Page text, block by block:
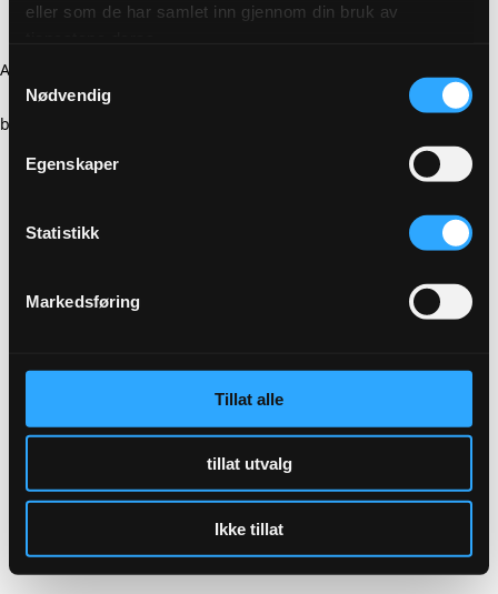
eller som de har samlet inn gjennom din bruk av
Samtykkevalg
Nødvendig
Egenskaper
Statistikk
Markedsføring
Tillat alle
tillat utvalg
Ikke tillat
Application error: a client-side exception has occurred (see the
browser console for more information)